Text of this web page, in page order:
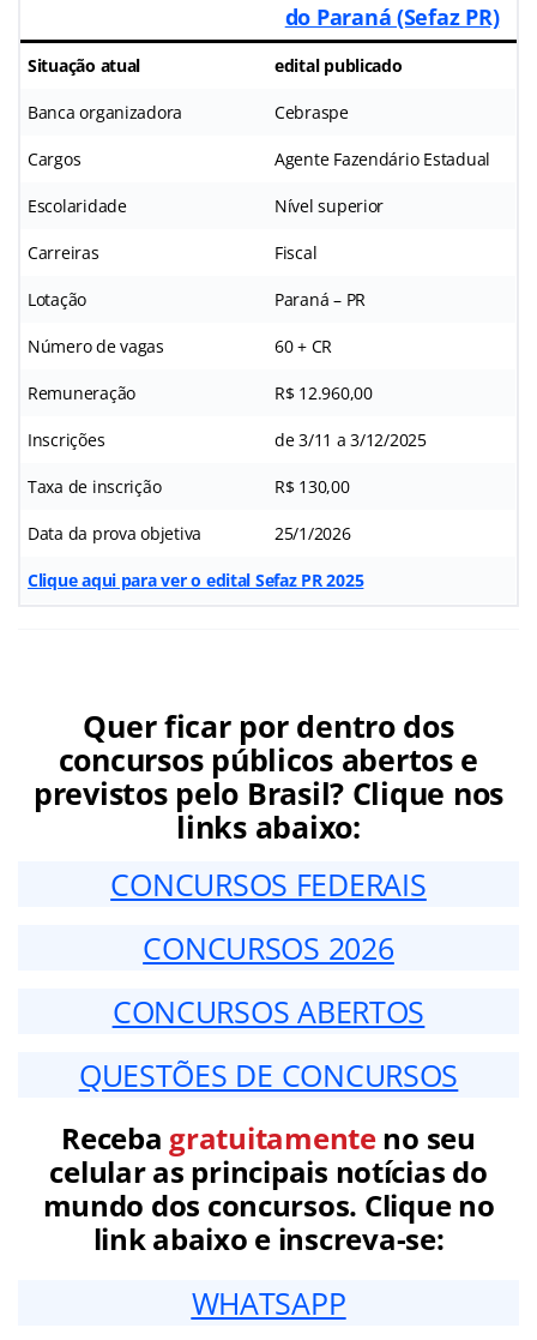
do Paraná (Sefaz PR)
Situação atual edital publicado
Banca organizadora Cebraspe
Cargos Agente Fazendário Estadual
Escolaridade Nível superior
Carreiras Fiscal
Lotação Paraná – PR
Número de vagas 60 + CR
Remuneração R$ 12.960,00
Inscrições de 3/11 a 3/12/2025
Taxa de inscrição R$ 130,00
Data da prova objetiva 25/1/2026
Clique aqui para ver o edital Sefaz PR 2025
Quer ficar por dentro dos
concursos públicos abertos e
previstos pelo Brasil? Clique nos
links abaixo:
CONCURSOS FEDERAIS
CONCURSOS 2026
CONCURSOS ABERTOS
QUESTÕES DE CONCURSOS
Receba gratuitamenteno seu
celular as principais notícias do
mundo dos concursos. Clique no
link abaixo e inscreva-se:
WHATSAPP